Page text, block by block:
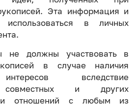
Эта информация и
в личных
не должны участвовать в
в случае наличия
вследствие
совместных и других
и отношений с любым из